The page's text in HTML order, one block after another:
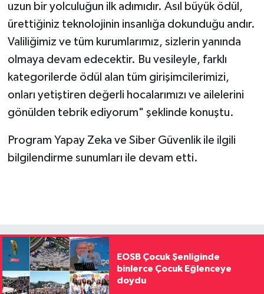
uzun bir yolculuğun ilk adımıdır. Asıl büyük ödül,
ürettiğiniz teknolojinin insanlığa dokunduğu andır.
Valiliğimiz ve tüm kurumlarımız, sizlerin yanında
olmaya devam edecektir. Bu vesileyle, farklı
kategorilerde ödül alan tüm girişimcilerimizi,
onları yetiştiren değerli hocalarımızı ve ailelerini
gönülden tebrik ediyorum" şeklinde konuştu.
Program Yapay Zeka ve Siber Güvenlik ile ilgili
bilgilendirme sunumları ile devam etti.
EOSB Çocuk Şenliginde
binlerce Çocuk Eğlenceye
doydu